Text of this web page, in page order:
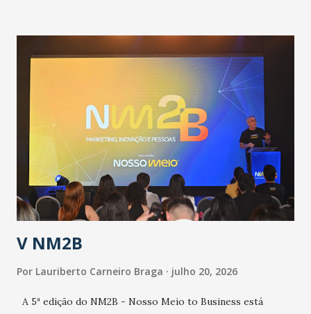
população suspeita e de cuidados com os ambientes
públicos e domiciliares. “Nós não estamos vivendo uma
epidemia comum, como temos em todos os anos, com
aumento de casos de dengue, influenza ou H1N1. Trata-se
de uma epidemia com um vírus diferente, com um poder de
contaminação maior que outros coronavírus”, apontou o
secretário. Segundo ele, é uma epidemia com chance de
contaminação alta, podendo gerar um grande risco à
população e ao sistema de saúde. “Precisamos saber fazer a
estratificação do risco da doença, para não so...
V NM2B
Por Lauriberto Carneiro Braga julho 20, 2026
A 5ª edição do NM2B - Nosso Meio to Business está